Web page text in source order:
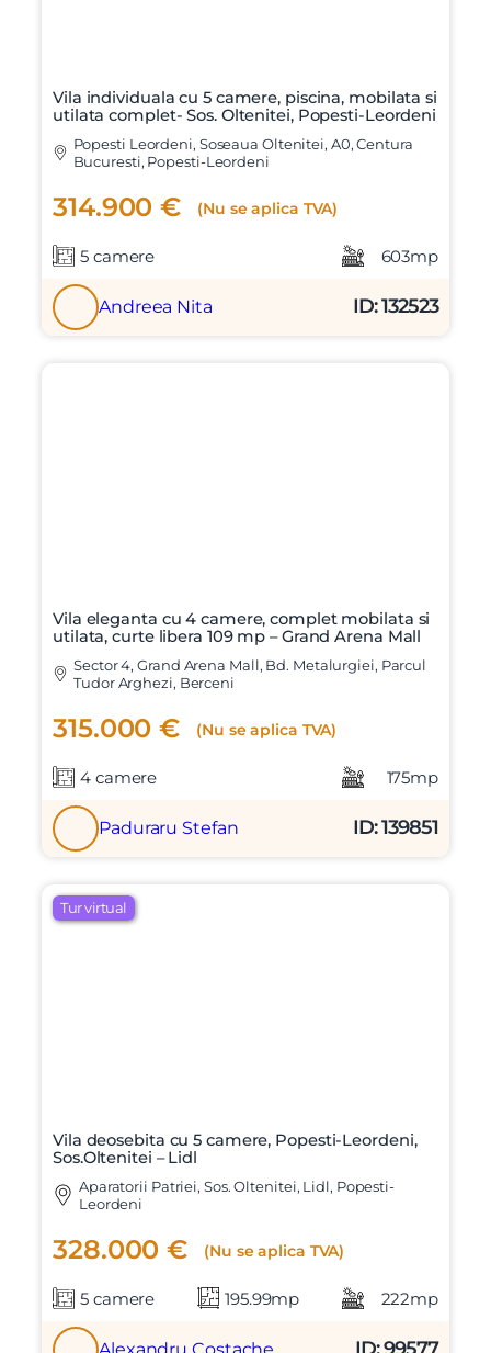
Vila individuala cu 5 camere, piscina, mobilata si
utilata complet- Sos. Oltenitei, Popesti-Leordeni
Popesti Leordeni, Soseaua Oltenitei, A0, Centura
Bucuresti, Popesti-Leordeni
314.900 € (Nu se aplica TVA)
5 camere 603mp
Andreea Nita ID: 132523
Vila eleganta cu 4 camere, complet mobilata si
utilata, curte libera 109 mp – Grand Arena Mall
Sector 4, Grand Arena Mall, Bd. Metalurgiei, Parcul
Tudor Arghezi, Berceni
315.000 € (Nu se aplica TVA)
4 camere 175mp
Paduraru Stefan ID: 139851
Tur virtual
Vila deosebita cu 5 camere, Popesti-Leordeni,
Sos.Oltenitei – Lidl
Aparatorii Patriei, Sos. Oltenitei, Lidl, Popesti-
Leordeni
328.000 € (Nu se aplica TVA)
5 camere 195.99mp 222mp
Alexandru Costache